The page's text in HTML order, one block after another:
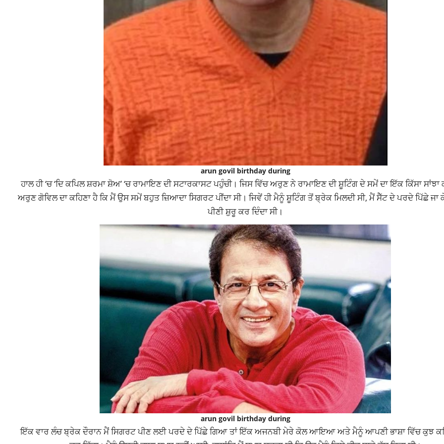
arun govil birthday during
ਹਾਲ ਹੀ ‘ਚ ‘ਦਿ ਕਪਿਲ ਸ਼ਰਮਾ ਸ਼ੋਅ’ ‘ਚ ਰਾਮਾਇਣ ਦੀ ਸਟਾਰਕਾਸਟ ਪਹੁੰਚੀ। ਜਿਸ ਵਿੱਚ ਅਰੁਣ ਨੇ ਰਾਮਾਇਣ ਦੀ ਸ਼ੂਟਿੰਗ ਦੇ ਸਮੇਂ ਦਾ ਇੱਕ ਕਿੱਸਾ ਸਾਂਝਾ
ਅਰੁਣ ਗੋਵਿਲ ਦਾ ਕਹਿਣਾ ਹੈ ਕਿ ਮੈਂ ਉਸ ਸਮੇਂ ਬਹੁਤ ਜ਼ਿਆਦਾ ਸਿਗਰਟ ਪੀਂਦਾ ਸੀ। ਜਿਵੇਂ ਹੀ ਮੈਨੂੰ ਸ਼ੂਟਿੰਗ ਤੋਂ ਬ੍ਰੇਕ ਮਿਲਦੀ ਸੀ, ਮੈਂ ਸੈੱਟ ਦੇ ਪਰਦੇ ਪਿੱਛੇ ਜਾ
ਪੀਣੀ ਸ਼ੁਰੂ ਕਰ ਦਿੰਦਾ ਸੀ।
arun govil birthday during
ਇੱਕ ਵਾਰ ਲੰਚ ਬ੍ਰੇਕ ਦੌਰਾਨ ਮੈਂ ਸਿਗਰਟ ਪੀਣ ਲਈ ਪਰਦੇ ਦੇ ਪਿੱਛੇ ਗਿਆ ਤਾਂ ਇੱਕ ਅਜਨਬੀ ਮੇਰੇ ਕੋਲ ਆਇਆ ਅਤੇ ਮੈਨੂੰ ਆਪਣੀ ਭਾਸ਼ਾ ਵਿੱਚ ਕੁਝ